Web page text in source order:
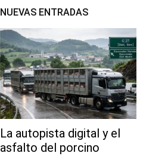
NUEVAS ENTRADAS
La autopista digital y el
asfalto del porcino